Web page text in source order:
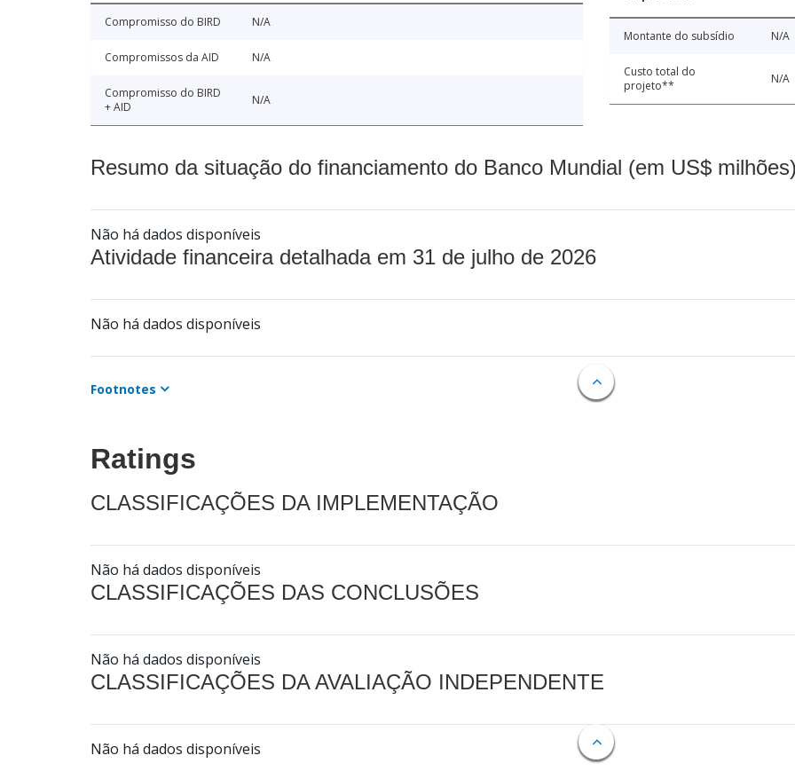
Compromisso do BIRD N/A
Compromissos da AID N/A
Compromisso do BIRD
+ AID
N/A
Montante do subsídio N/A
Custo total do
projeto**
N/A
Resumo da situação do financiamento do Banco Mundial (em US$
Não há dados disponíveis
Atividade financeira detalhada em 31 de julho de 2026
Não há dados disponíveis
Footnotes
Ratings
CLASSIFICAÇÕES DA IMPLEMENTAÇÃO
Não há dados disponíveis
CLASSIFICAÇÕES DAS CONCLUSÕES
Não há dados disponíveis
CLASSIFICAÇÕES DA AVALIAÇÃO INDEPENDENTE
Não há dados disponíveis